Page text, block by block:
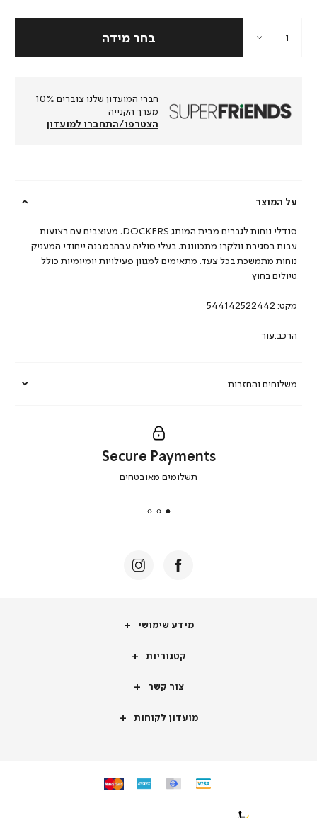
חברי המועדון שלנו צוברים 10%
מערך הקנייה
הצטרפו/התחברו למועדון
על המוצר
משלוחים והחזרות
סנדלי נוחות לגברים מבית המותג DOCKERS. מעוצבים עם רצועות
עבות בסגירת וולקרו מתכווננת. בעלי סוליה עבהבמבנה ייחודי המעניק
נוחות מתמשכת בכל צעד. מתאימים למגוון פעילויות יומיומיות כולל
טיולים בחוץ
מקט: 544142522442
הרכב:עור
secure
Secure Payments
תשלומים מאובטחים
מידע
מידע שימושי
קטגוריותקטגוריות
צור
צור קשר
מועדון
מועדון לקוחות